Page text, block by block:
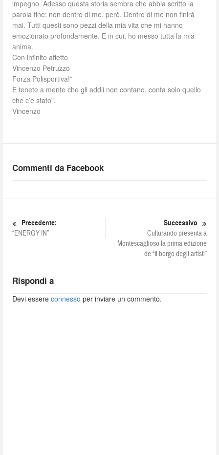
impegno. Adesso questa storia sembra che abbia scritto la
parola fine: non dentro di me, però. Dentro di me non finirà
mai. Tutti questi sono pezzi della mia vita che mi hanno
emozionato profondamente. E in cui, ho messo tutta la mia
anima.
Con infinito affetto
Vincenzo Petruzzo
Forza Polisportiva!”
E tenete a mente che gli addii non contano, conta solo quello
che c’è stato”.
Vincenzo
Commenti da Facebook
Precedente:
“ENERGY IN”
Successivo
Culturando presenta a
Montescaglioso la prima edizione
de “Il borgo degli artisti”
Rispondi a
Devi essereconnesso per inviare un commento.